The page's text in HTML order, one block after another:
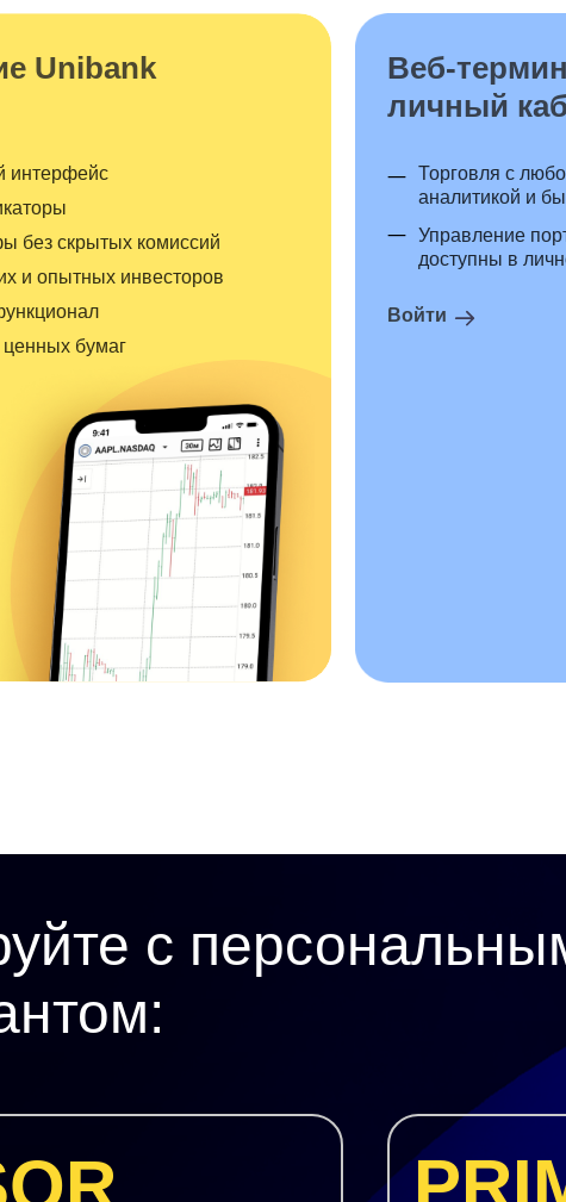
Unibank
Веб-
личный
Войти
интерфейс
без скрытых комиссий
и опытных инвесторов
ценных бумаг
—
—
Торговля с
аналитикой и
Управление
доступны в
с